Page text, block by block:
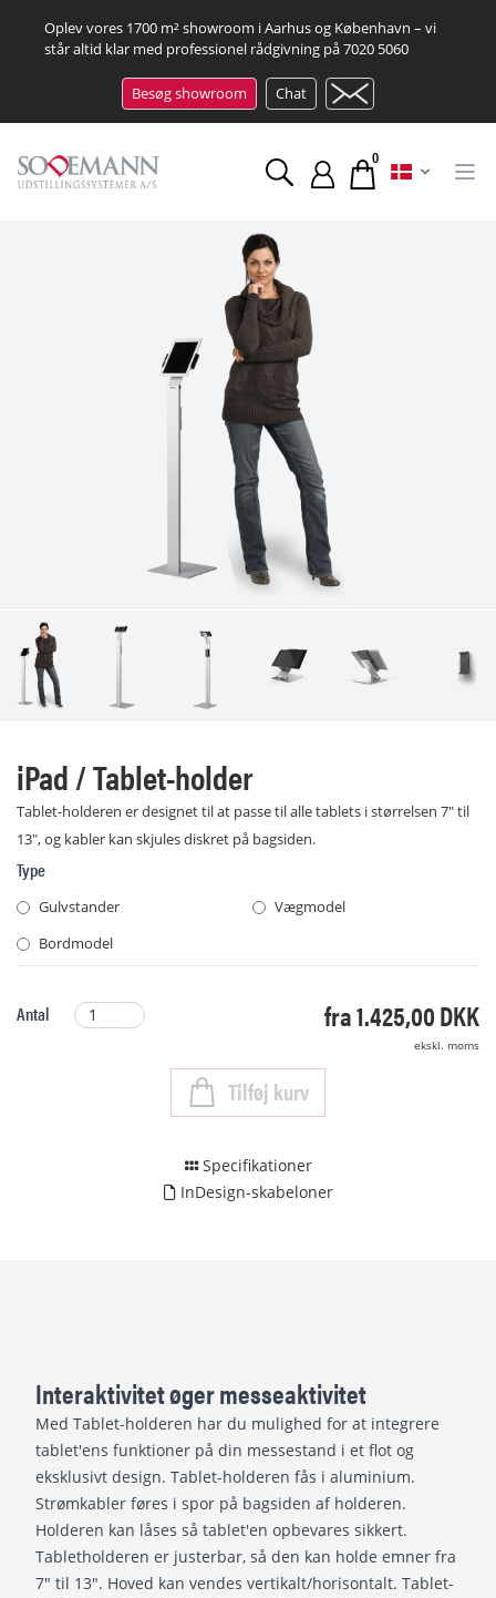
Oplev vores 1700 m² showroom i Aarhus og København – vi
står altid klar med professionel rådgivning på7020 5060
Besøg showroom Chat
0
iPad / Tablet-holder
Tablet-holderen er designet til at passe til alle tablets i størrelsen 7" til
13", og kabler kan skjules diskret på bagsiden.
Type
Gulvstander
Vægmodel
Bordmodel
Antal fra 1.425,00 DKK
ekskl. moms
Tilføj kurv
Specifikationer
InDesign-skabeloner
Interaktivitet øger messeaktivitet
Med Tablet-holderen har du mulighed for at integrere
tablet'ens funktioner på din messestand i et flot og
eksklusivt design. Tablet-holderen fås i aluminium.
Strømkabler føres i spor på bagsiden af holderen.
Holderen kan låses så tablet'en opbevares sikkert.
Tabletholderen er justerbar, så den kan holde emner fra
7" til 13". Hoved kan vendes vertikalt/horisontalt. Tablet-